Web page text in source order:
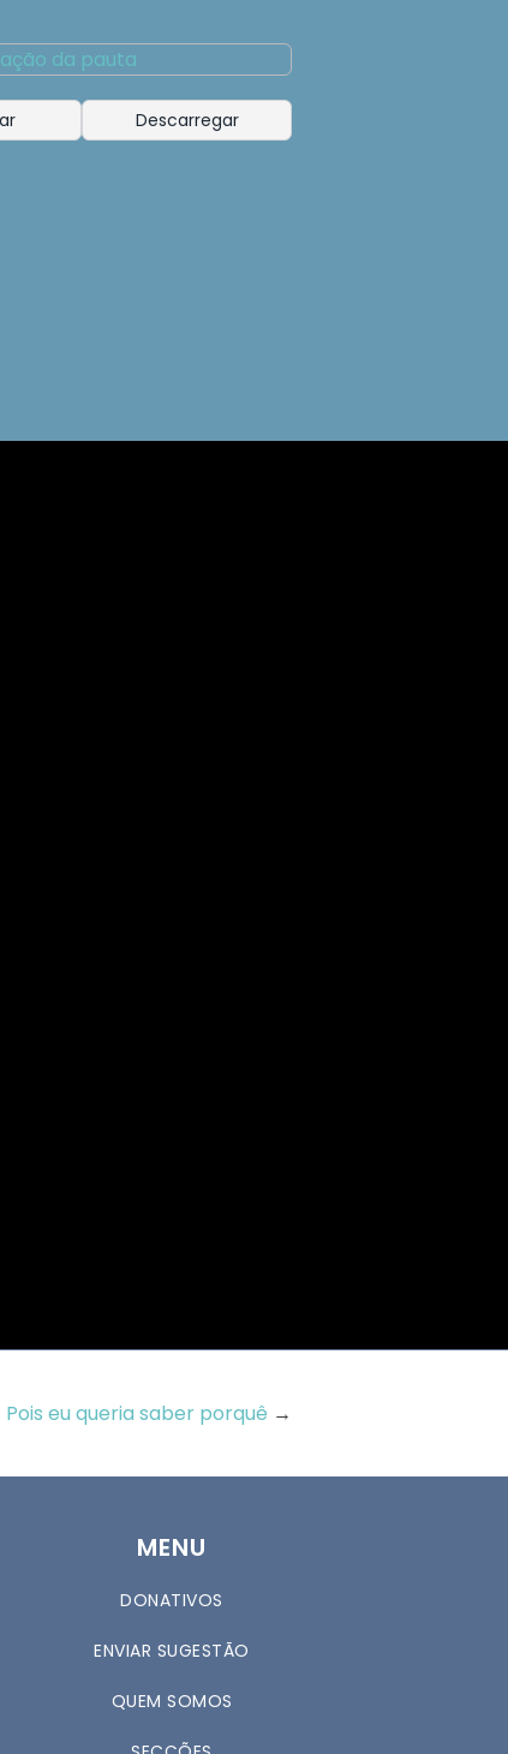
Descarregar
Pois eu queria saber porquê →
MENU
DONATIVOS
ENVIAR SUGESTÃO
QUEM SOMOS